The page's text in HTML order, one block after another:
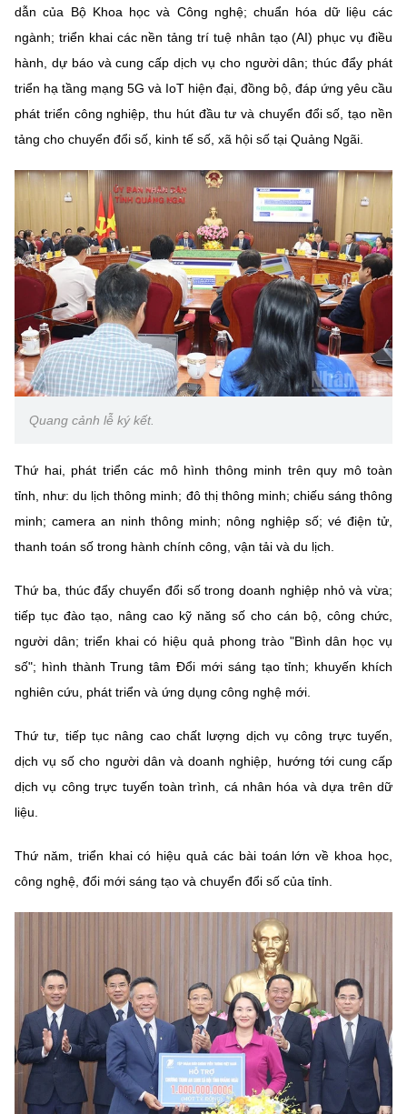
dẫn của Bộ Khoa học và Công nghệ; chuẩn hóa dữ liệu các
ngành; triển khai các nền tảng trí tuệ nhân tạo (AI) phục vụ điều
hành, dự báo và cung cấp dịch vụ cho người dân; thúc đẩy phát
triển hạ tầng mạng 5G và IoT hiện đại, đồng bộ, đáp ứng yêu cầu
phát triển công nghiệp, thu hút đầu tư và chuyển đổi số, tạo nền
tảng cho chuyển đổi số, kinh tế số, xã hội số tại Quảng Ngãi.
Quang cảnh lễ ký kết.
Thứ hai, phát triển các mô hình thông minh trên quy mô toàn
tỉnh, như: du lịch thông minh; đô thị thông minh; chiếu sáng thông
minh; camera an ninh thông minh; nông nghiệp số; vé điện tử,
thanh toán số trong hành chính công, vận tải và du lịch.
Thứ ba, thúc đẩy chuyển đổi số trong doanh nghiệp nhỏ và vừa;
tiếp tục đào tạo, nâng cao kỹ năng số cho cán bộ, công chức,
người dân; triển khai có hiệu quả phong trào "Bình dân học vụ
số"; hình thành Trung tâm Đổi mới sáng tạo tỉnh; khuyến khích
nghiên cứu, phát triển và ứng dụng công nghệ mới.
Thứ tư, tiếp tục nâng cao chất lượng dịch vụ công trực tuyến,
dịch vụ số cho người dân và doanh nghiệp, hướng tới cung cấp
dịch vụ công trực tuyến toàn trình, cá nhân hóa và dựa trên dữ
liệu.
Thứ năm, triển khai có hiệu quả các bài toán lớn về khoa học,
công nghệ, đổi mới sáng tạo và chuyển đổi số của tỉnh.